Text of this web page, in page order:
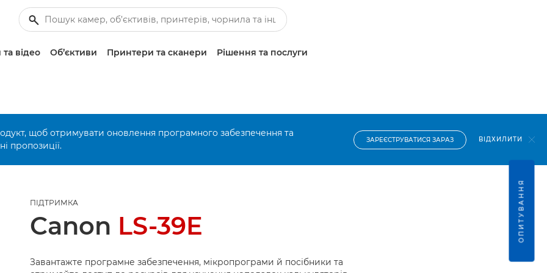
відео Об’єктиви Принтери та сканери Рішення та послуги
щоб отримувати оновлення програмного забезпечення та
пропозиції.
ЗАРЕЄСТРУВАТИСЯ ЗАРАЗ ВІДХИЛИТИ
ПІДТРИМКА
Canon LS-39E
Завантажте програмне забезпечення, мікропрограми й посібники та
ОПИТУВАННЯ